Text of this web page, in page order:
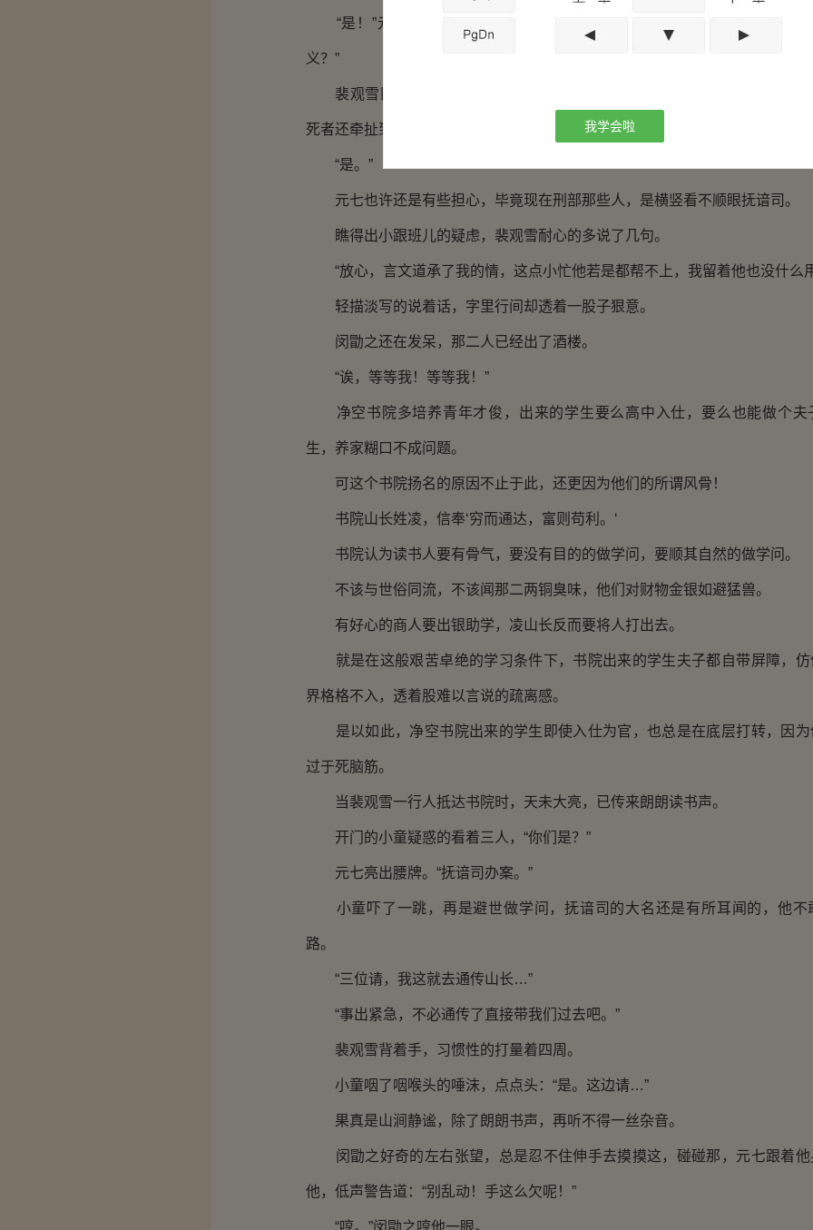
“是！”元七拱手应声，“可是二爷，咱们不等刑部，就这么直接去插手这
义？”
裴观雪目光在闵勖之身上扫了一眼，笑说：“先去了再说，回头你到刑部去
死者还牵扯到了我们抚谙司另一件案子，要求京兆府移案给我们。”
“是。”
元七也许还是有些担心，毕竟现在刑部那些人，是横竖看不顺眼抚谙司。
瞧得出小跟班儿的疑虑，裴观雪耐心的多说了几句。
“放心，言文道承了我的情，这点小忙他若是都帮不上，我留着他也没什么
轻描淡写的说着话，字里行间却透着一股子狠意。
闵勖之还在发呆，那二人已经出了酒楼。
“诶，等等我！等等我！”
净空书院多培养青年才俊，出来的学生要么高中入仕，要么也能做个夫
生，养家糊口不成问题。
可这个书院扬名的原因不止于此，还更因为他们的所谓风骨！
书院山长姓凌，信奉‘穷而通达，富则苟利。‘
书院认为读书人要有骨气，要没有目的的做学问，要顺其自然的做学问。
不该与世俗同流，不该闻那二两铜臭味，他们对财物金银如避猛兽。
有好心的商人要出银助学，凌山长反而要将人打出去。
就是在这般艰苦卓绝的学习条件下，书院出来的学生夫子都自带屏障，仿
界格格不入，透着股难以言说的疏离感。
是以如此，净空书院出来的学生即使入仕为官，也总是在底层打转，因为
过于死脑筋。
当裴观雪一行人抵达书院时，天未大亮，已传来朗朗读书声。
开门的小童疑惑的看着三人，“你们是？”
元七亮出腰牌。“抚谙司办案。”
小童吓了一跳，再是避世做学问，抚谙司的大名还是有所耳闻的，他不
路。
“三位请，我这就去通传山长…”
“事出紧急，不必通传了直接带我们过去吧。”
裴观雪背着手，习惯性的打量着四周。
小童咽了咽喉头的唾沫，点点头：“是。这边请…”
果真是山涧静谧，除了朗朗书声，再听不得一丝杂音。
闵勖之好奇的左右张望，总是忍不住伸手去摸摸这，碰碰那，元七跟着他
他，低声警告道：“别乱动！手这么欠呢！”
“哼。”闵勖之哼他一眼。
我学会啦